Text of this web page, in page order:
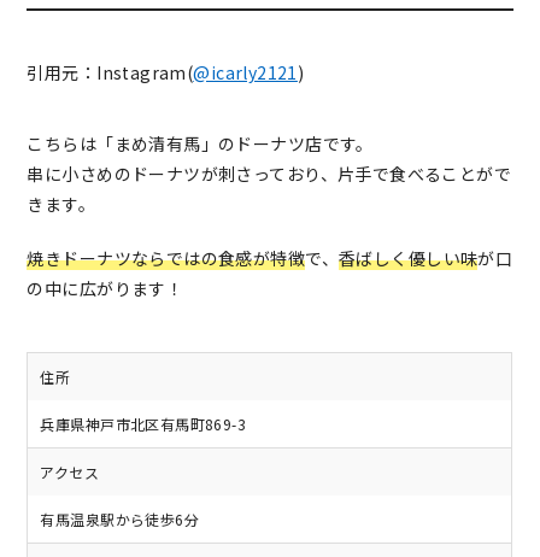
引用元：Instagram(@icarly2121)
こちらは「まめ清有馬」のドーナツ店です。
串に小さめのドーナツが刺さっており、片手で食べることがで
きます。
焼きドーナツならではの食感が特徴で、 香ばしく優しい味が口
の中に広がります！
住所
兵庫県神戸市北区有馬町869-3
アクセス
有馬温泉駅から徒歩6分